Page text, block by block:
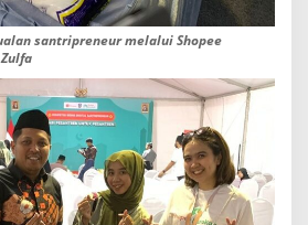
santripreneur melalui Shopee